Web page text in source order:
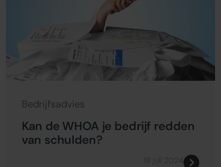
Bedrijfsadvies
Kan de WHOA je bedrijf redden
van schulden?